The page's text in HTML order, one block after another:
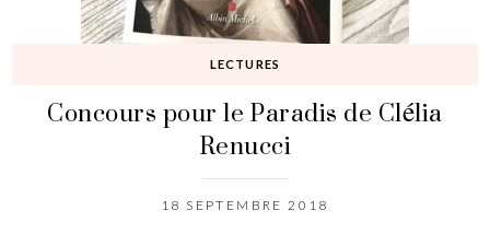
LECTURES
Concours pour le Paradis de Clélia
Renucci
18 SEPTEMBRE 2018